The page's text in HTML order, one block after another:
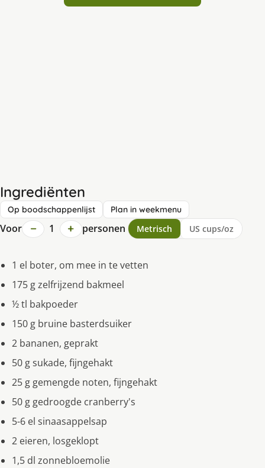
Ingrediënten
Op boodschappenlijst Plan in weekmenu
Voor − 1 + personen Metrisch US cups/oz
1 el boter, om mee in te vetten
175 g zelfrijzend bakmeel
½ tl bakpoeder
150 g bruine basterdsuiker
2 bananen, geprakt
50 g sukade, fijngehakt
25 g gemengde noten, fijngehakt
50 g gedroogde cranberry's
5-6 el sinaasappelsap
2 eieren, losgeklopt
1,5 dl zonnebloemolie